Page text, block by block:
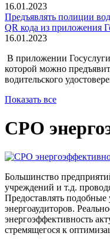
16.01.2023
Предъявлять полиции
QR кода из приложения
16.01.2023
В приложении
которой можно
водительского
Показать все
СРО
Большинство
учреждений и т.д.
Предоставлять
энергоаудиторов.
энергоэффективность
стремящегося к